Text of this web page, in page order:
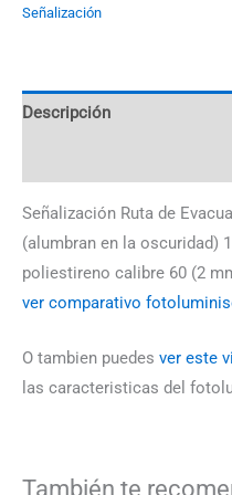
Señalización
Descripción
Señalización Ruta de
(alumbran en la oscuridad)
poliestireno calibre 60 (2
ver comparativo
O tambien puedes ver este
las caracteristicas del
También te